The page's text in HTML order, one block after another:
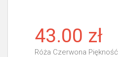
43.00 zł
Róża Czerwona Piękność